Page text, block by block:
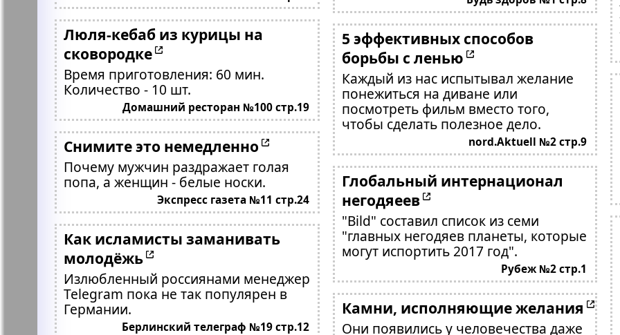
Люля-кебаб из курицы на
сковородке
Время приготовления: 60 мин.
Количество - 10 шт.
Домашний ресторан №100 стр.19
Снимите это немедленно
Почему мужчин раздражает голая
попа, а женщин - белые носки.
Экспресс газета №11 стр.24
Как исламисты заманивать
молодёжь
Излюбленный россиянами менеджер
Telegram пока не так популярен в
Германии.
Берлинский телеграф №19 стр.12
5 эффективных способов
борьбы с ленью
Каждый из нас испытывал желание
понежиться на диване или
посмотреть фильм вместо того,
чтобы сделать полезное дело.
nord.Aktuell №2 стр.9
Глобальный интернационал
негодяеев
"Bild" составил список из семи
"главных негодяев планеты, которые
могут испортить 2017 год".
Рубеж №2 стр.1
Камни, исполняющие желания
Они появились у человечества даже